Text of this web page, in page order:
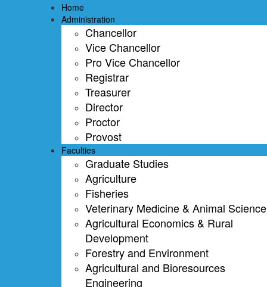
Home
Administration
Chancellor
Vice Chancellor
Pro Vice Chancellor
Registrar
Treasurer
Director
Proctor
Provost
Faculties
Graduate Studies
Agriculture
Fisheries
Veterinary Medicine & Animal Science
Agricultural Economics & Rural
Development
Forestry and Environment
Agricultural and Bioresources
Engineering